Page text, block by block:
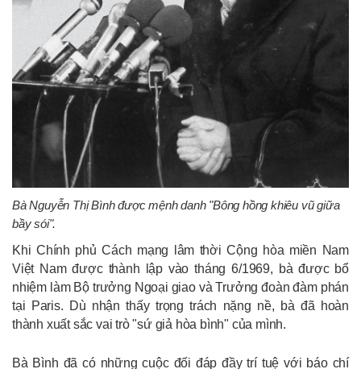
Bà Nguyễn Thị Bình được mệnh danh "Bông hồng khiêu vũ giữa
bầy sói".
Khi Chính phủ Cách mạng lâm thời Cộng hòa miền Nam
Việt Nam được thành lập vào tháng 6/1969, bà được bổ
nhiệm làm Bộ trưởng Ngoại giao và Trưởng đoàn đàm phán
tại Paris. Dù nhận thấy trọng trách nặng nề, bà đã hoàn
thành xuất sắc vai trò "sứ giả hòa bình" của mình.
Bà Bình đã có những cuộc đối đáp đầy trí tuệ với báo chí